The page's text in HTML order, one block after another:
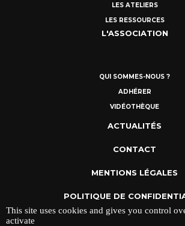
LES ATELIERS
LES RESSOURCES
L'ASSOCIATION
QUI SOMMES-NOUS ?
ADHÉRER
VIDÉOTHÈQUE
ACTUALITÉS
CONTACT
MENTIONS LÉGALES
POLITIQUE DE
This site uses cookies and gives you control
activate